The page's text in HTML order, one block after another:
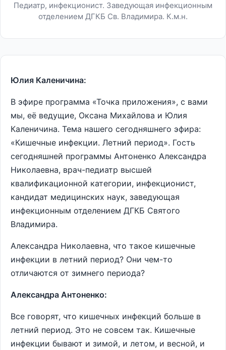
Педиатр, инфекционист. Заведующая инфекционным
отделением ДГКБ Св. Владимира. К.м.н.
Юлия Каленичина:
В эфире программа «Точка приложения», с вами
мы, её ведущие, Оксана Михайлова и Юлия
Каленичина. Тема нашего сегодняшнего эфира:
«Кишечные инфекции. Летний период». Гость
сегодняшней программы Антоненко Александра
Николаевна, врач-педиатр высшей
квалификационной категории, инфекционист,
кандидат медицинских наук, заведующая
инфекционным отделением ДГКБ Святого
Владимира.
Александра Николаевна, что такое кишечные
инфекции в летний период? Они чем-то
отличаются от зимнего периода?
Александра Антоненко:
Все говорят, что кишечных инфекций больше в
летний период. Это не совсем так. Кишечные
инфекции бывают и зимой, и летом, и весной, и